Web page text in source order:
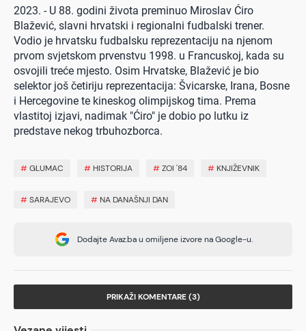
2023. - U 88. godini života preminuo Miroslav Ćiro
Blažević, slavni hrvatski i regionalni fudbalski trener.
Vodio je hrvatsku fudbalsku reprezentaciju na njenom
prvom svjetskom prvenstvu 1998. u Francuskoj, kada su
osvojili treće mjesto. Osim Hrvatske, Blažević je bio
selektor još četiriju reprezentacija: Švicarske, Irana, Bosne
i Hercegovine te kineskog olimpijskog tima. Prema
vlastitoj izjavi, nadimak "Ćiro" je dobio po lutku iz
predstave nekog trbuhozborca.
#GLUMAC # HISTORIJA #ZOI '84 # KNJIŽEVNIK
#SARAJEVO # NA DANAŠNJI DAN
Dodajte Avaz.ba u omiljene izvore na Google-u.
PRIKAŽI KOMENTARE (3)